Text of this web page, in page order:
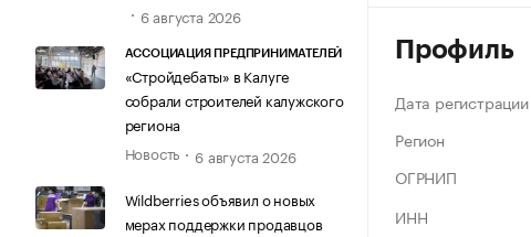
6 августа 2026
АССОЦИАЦИЯ ПРЕДПРИНИМАТЕЛЕЙ
«Стройдебаты» в Калуге
собрали строителей калужского
региона
Новость
6 августа 2026
Wildberries объявил о новых
мерах поддержки продавцов
Профиль
Дата регистрации
Регион
ОГРНИП
ИНН